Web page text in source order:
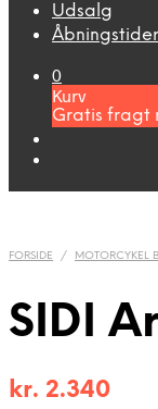
Udsalg
0
Kurv
Gratis fragt
FORSIDE / MOTORCYKEL
SIDI
kr. 2.340